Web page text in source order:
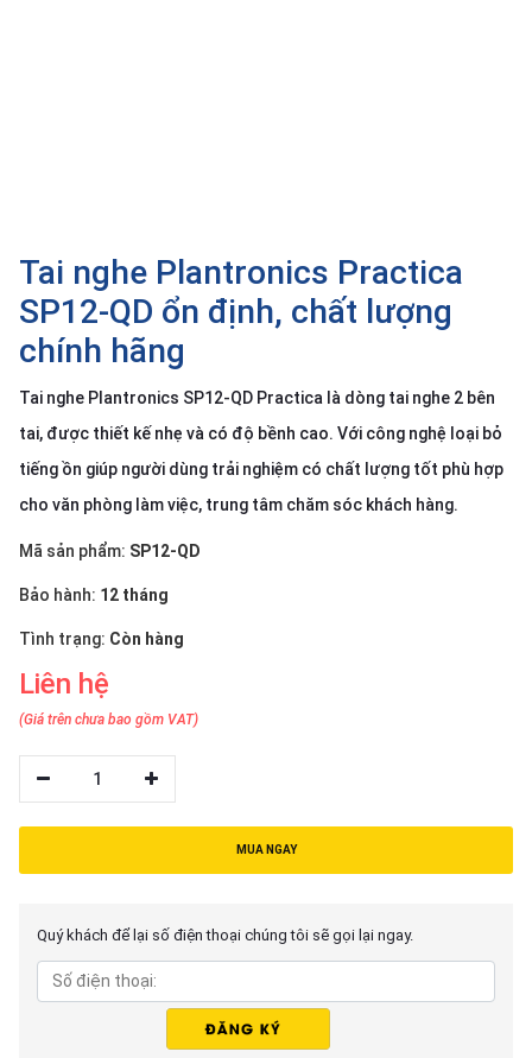
Tai nghe Plantronics Practica
SP12-QD ổn định, chất lượng
chính hãng
Tai nghe Plantronics SP12-QD Practica là dòng tai nghe 2 bên
tai, được thiết kế nhẹ và có độ bềnh cao. Với công nghệ loại bỏ
tiếng ồn giúp người dùng trải nghiệm có chất lượng tốt phù hợp
cho văn phòng làm việc, trung tâm chăm sóc khách hàng.
Mã sản phẩm: SP12-QD
Bảo hành: 12 tháng
Tình trạng: Còn hàng
Liên hệ
(Giá trên chưa bao gồm VAT)
1
MUA NGAY
Quý khách để lại số điện thoại chúng tôi sẽ gọi lại ngay.
Dịch
trợ
Tin
Liên
hệ
NGÔN
NGỮ
Tiếng